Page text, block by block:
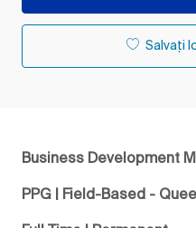
Salvați
Business Development
PPG | Field-Based -